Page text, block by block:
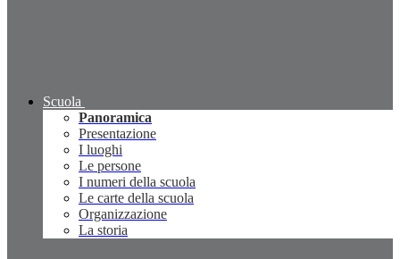
Scuola
Panoramica
Presentazione
I luoghi
Le persone
I numeri della scuola
Le carte della scuola
Organizzazione
La storia